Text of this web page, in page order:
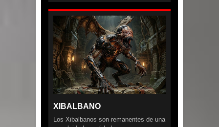
XIBALBANO
Los Xibalbanos son remanentes de una